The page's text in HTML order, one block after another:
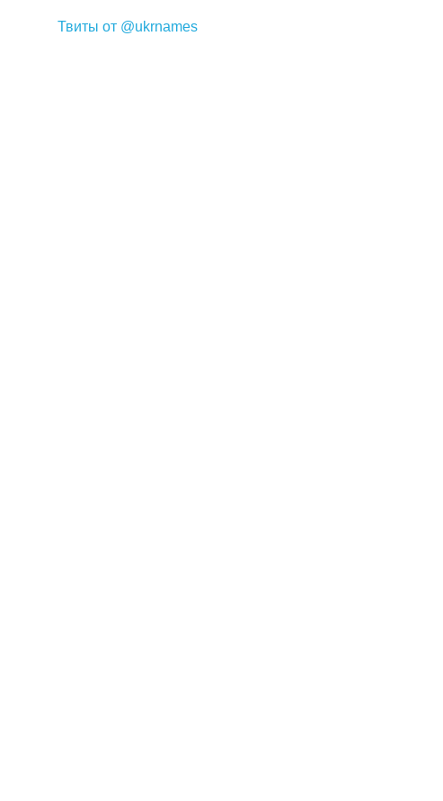
Твиты от @ukrnames